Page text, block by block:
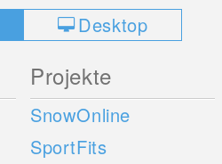
Desktop
Projekte
SnowOnline
SportFits